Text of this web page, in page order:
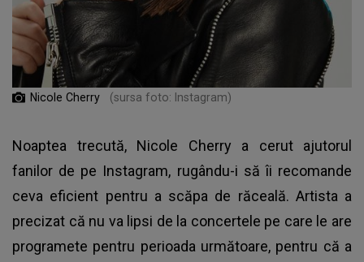
Nicole Cherry (sursa foto: Instagram)
Noaptea trecută, Nicole Cherry a cerut ajutorul
fanilor de pe Instagram, rugându-i să îi recomande
ceva eficient pentru a scăpa de răceală. Artista a
precizat că nu va lipsi de la concertele pe care le are
programete pentru perioada următoare, pentru că a